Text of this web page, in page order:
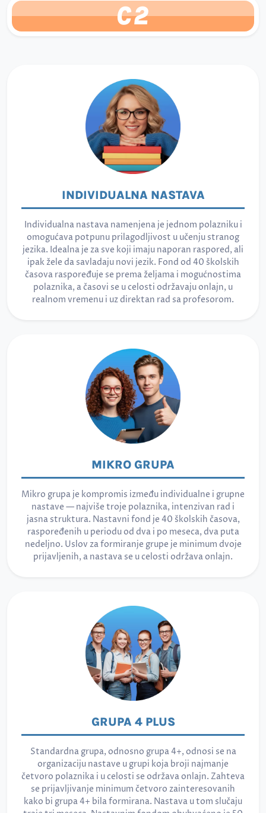
C2
INDIVIDUALNA NASTAVA
Individualna nastava namenjena je jednom polazniku i
omogućava potpunu prilagodljivost u učenju stranog
jezika. Idealna je za sve koji imaju naporan raspored, ali
ipak žele da savladaju novi jezik. Fond od 40 školskih
časova raspoređuje se prema željama i mogućnostima
polaznika, a časovi se u celosti održavaju onlajn, u
realnom vremenu i uz direktan rad sa profesorom.
MIKRO GRUPA
Mikro grupa je kompromis između individualne i grupne
nastave — najviše troje polaznika, intenzivan rad i
jasna struktura. Nastavni fond je 40 školskih časova,
raspoređenih u periodu od dva i po meseca, dva puta
nedeljno. Uslov za formiranje grupe je minimum dvoje
prijavljenih, a nastava se u celosti održava onlajn.
GRUPA 4 PLUS
Standardna grupa, odnosno grupa 4+, odnosi se na
organizaciju nastave u grupi koja broji najmanje
četvoro polaznika i u celosti se održava onlajn. Zahteva
se prijavljivanje minimum četvoro zainteresovanih
kako bi grupa 4+ bila formirana. Nastava u tom slučaju